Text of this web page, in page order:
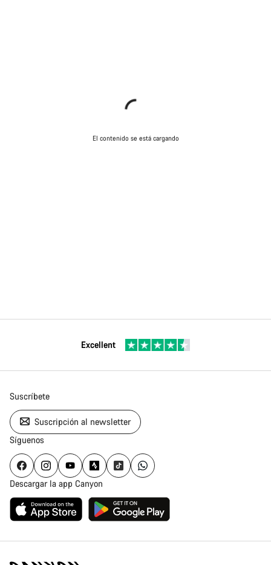
El contenido se está cargando
Excellent
Suscríbete
Suscripción al newsletter
Síguenos
Descargar la app Canyon